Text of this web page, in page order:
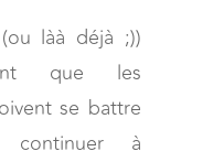
làà déjà ;))
que les
se battre
continuer à